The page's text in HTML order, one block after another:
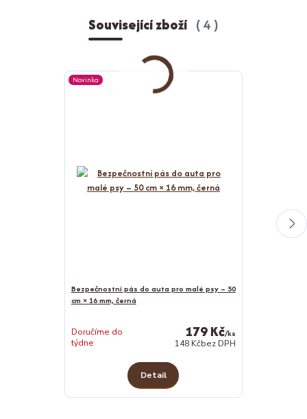
Související zboží 4
Novinka
Bezpečnostní pás do auta pro malé psy – 50
cm × 16 mm, černá
179 Kč/ks
148 Kčbez DPH
Doručíme do
týdne
Detail